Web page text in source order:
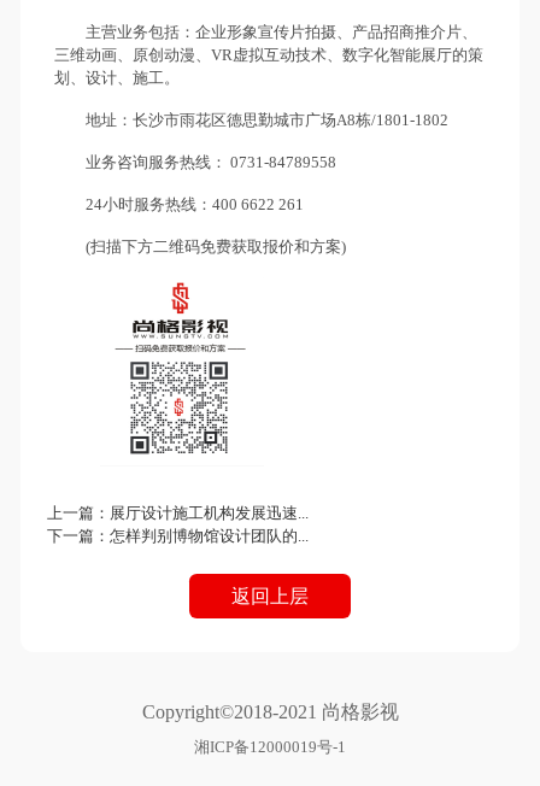
主营业务包括：企业形象宣传片拍摄、产品招商推介片、
三维动画、原创动漫、VR虚拟互动技术、数字化智能展厅的策
划、设计、施工。
地址：长沙市雨花区德思勤城市广场A8栋/1801-1802
业务咨询服务热线： 0731-84789558
24小时服务热线：400 6622 261
(扫描下方二维码免费获取报价和方案)
上一篇： 展厅设计施工机构发展迅速...
下一篇：怎样判别博物馆设计团队的...
返回上层
Copyright©2018-2021 尚格影视
湘ICP备12000019号-1